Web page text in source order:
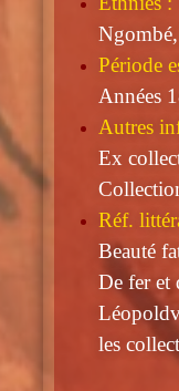
Période
Années
Autres
Ex
Réf.
Beauté
De fer et
les